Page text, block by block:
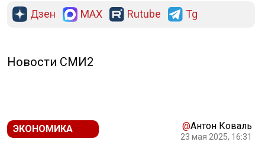
Дзен MAX Rutube Tg
Новости СМИ2
ЭКОНОМИКА @Антон Коваль
23 мая 2025, 16:31